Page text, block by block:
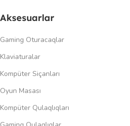
Aksesuarlar
Gaming Oturacaqlar
Klaviaturalar
Kompüter Siçanları
Oyun Masası
Kompüter Qulaqlıqları